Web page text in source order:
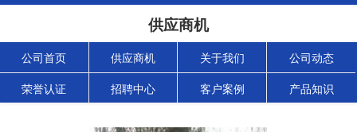
供应商机
公司首页 供应商机 关于我们 公司动态
荣誉认证 招聘中心 客户案例 产品知识